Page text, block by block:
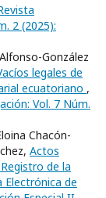
2 (2025):
González
legales de
ecuatoriano ,
Vol. 7 Núm.
Chacón-
Actos
de la
Electrónica de